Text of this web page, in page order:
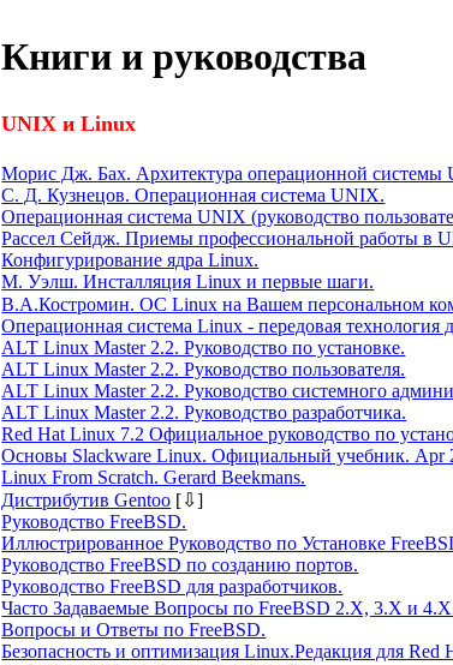
Книги и руководства
UNIX и Linux
Морис Дж. Бах. Архитектура операционной системы
С. Д. Кузнецов. Операционная система UNIX.
Операционная система UNIX (руководство
Рассел Сейдж. Приемы профессиональной работы в
Конфигурирование ядра Linux.
М. Уэлш. Инсталляция Linux и первые шаги.
В.А.Костромин. ОС Linux на Вашем персональном
Операционная система Linux - передовая технология
ALT Linux Master 2.2. Руководство по установке.
ALT Linux Master 2.2. Руководство пользователя.
ALT Linux Master 2.2. Руководство системного
ALT Linux Master 2.2. Руководство разработчика.
Red Hat Linux 7.2 Официальное руководство по
Основы Slackware Linux. Официальный учебник. Apr
Linux From Scratch. Gerard Beekmans.
Дистрибутив Gentoo [⇩]
Руководство FreeBSD.
Иллюстрированное Руководство по Установке
Руководство FreeBSD по созданию портов.
Руководство FreeBSD для разработчиков.
Часто Задаваемые Вопросы по FreeBSD 2.X, 3.X и
Вопросы и Ответы по FreeBSD.
Безопасность и оптимизация Linux.Редакция для Red